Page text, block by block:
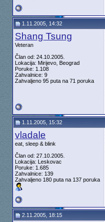
1.11.2005, 14:32
Shang Tsung
Veteran
Član od: 24.10.2005.
Lokacija: Mirijevo, Beograd
Poruke: 1.108
Zahvalnice: 9
Zahvaljeno 95 puta na 71 poruka
1.11.2005, 15:32
vladale
eat, sleep & blink
Član od: 27.10.2005.
Lokacija: Leskovac
Poruke: 1.685
Zahvalnice: 139
Zahvaljeno 180 puta na 137 poruka
2.11.2005, 18:15